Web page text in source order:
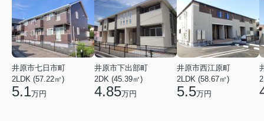
井原市七日市町
2LDK (57.22㎡)
5.1万円
井原市下出部町
2DK (45.39㎡)
4.85万円
井原市西江原町
2LDK (58.67㎡)
5.5万円